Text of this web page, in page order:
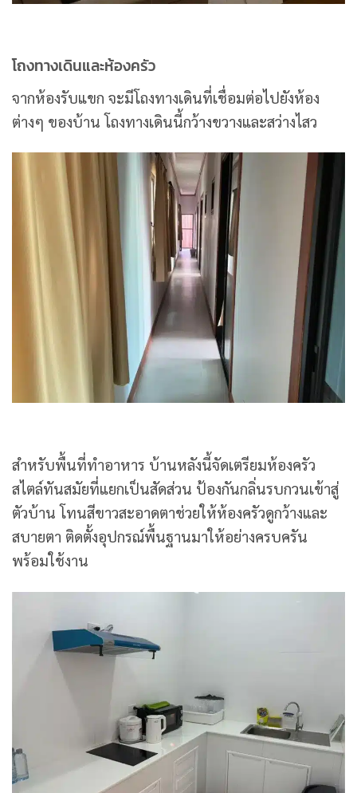
โถงทางเดินและห้องครัว
จากห้องรับแขก จะมีโถงทางเดินที่เชื่อมต่อไปยังห้อง
ต่างๆ ของบ้าน โถงทางเดินนี้กว้างขวางและสว่างไสว
สำหรับพื้นที่ทำอาหาร บ้านหลังนี้จัดเตรียมห้องครัว
สไตล์ทันสมัยที่แยกเป็นสัดส่วน ป้องกันกลิ่นรบกวนเข้าสู่
ตัวบ้าน โทนสีขาวสะอาดตาช่วยให้ห้องครัวดูกว้างและ
สบายตา ติดตั้งอุปกรณ์พื้นฐานมาให้อย่างครบครัน
พร้อมใช้งาน